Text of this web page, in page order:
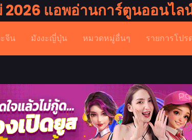
2026 แอพอ่านการ์ตูนออนไล
จีน มังงะญี่ปุ่น หมวดหมู่อื่นๆ รายการโปร